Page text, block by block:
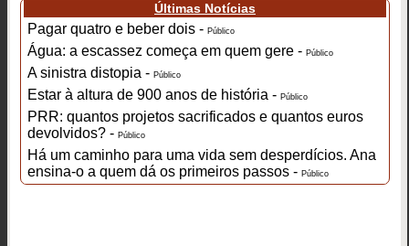
Últimas Notícias
Pagar quatro e beber dois - Público
Água: a escassez começa em quem gere - Público
A sinistra distopia - Público
Estar à altura de 900 anos de história - Público
PRR: quantos projetos sacrificados e quantos euros
devolvidos? - Público
Há um caminho para uma vida sem desperdícios. Ana
ensina-o a quem dá os primeiros passos - Público